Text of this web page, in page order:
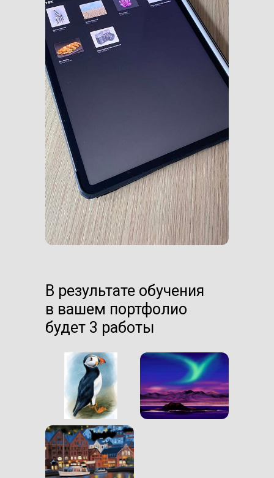
В результате обучения
в вашем портфолио
будет 3 работы